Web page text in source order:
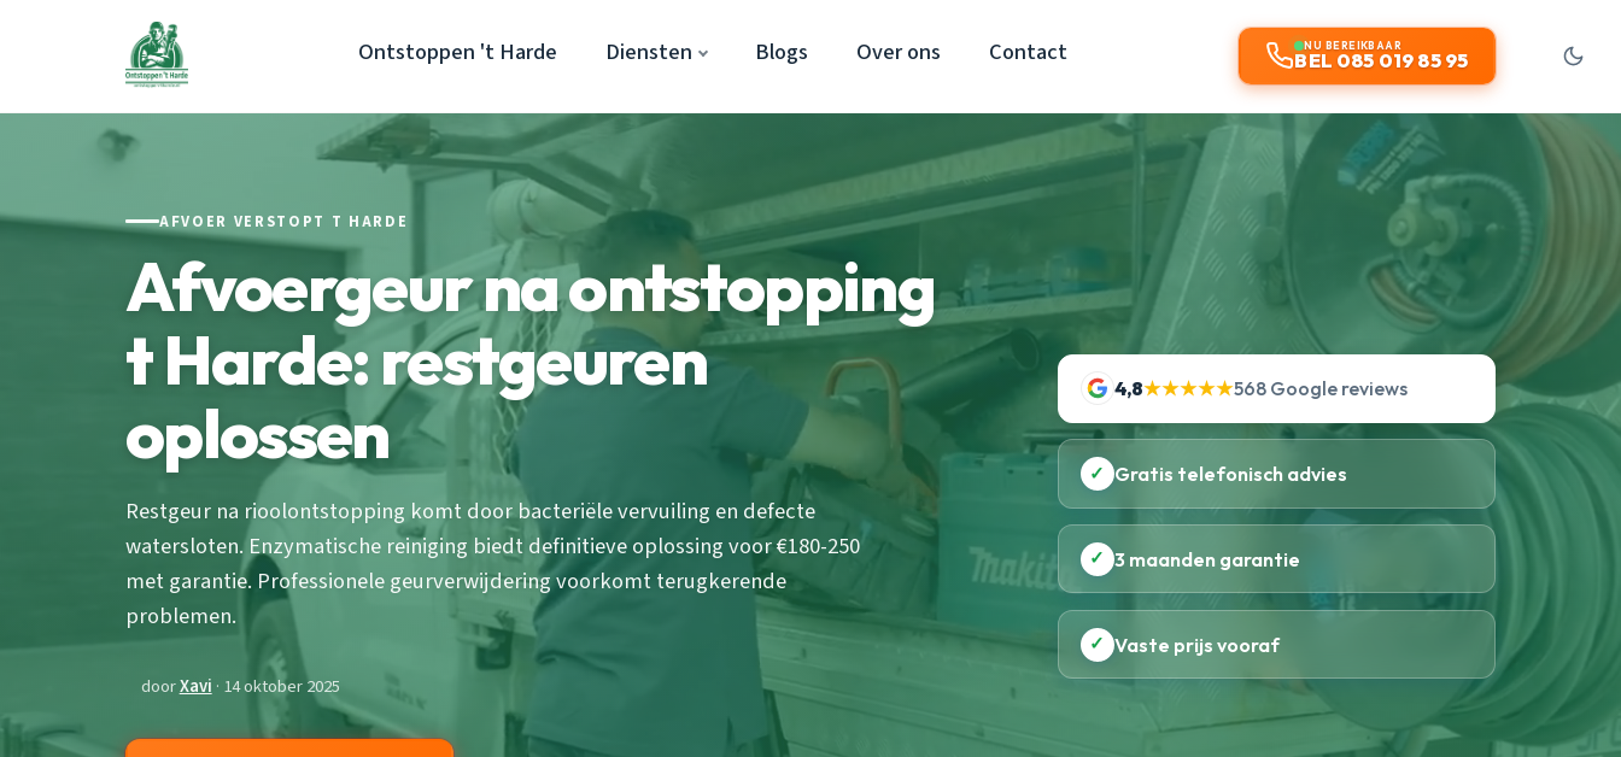
Ontstoppen 't Harde Diensten Blogs Over ons Contact NU BEREIKBAAR
BEL 085 019 85 95
AFVOER VERSTOPT T HARDE
Afvoergeur na ontstopping
t Harde: restgeuren
oplossen
Restgeur na rioolontstopping komt door bacteriële vervuiling en defecte
watersloten. Enzymatische reiniging biedt definitieve oplossing voor €180-250
met garantie. Professionele geurverwijdering voorkomt terugkerende
problemen.
doorXavi · 14 oktober 2025
4,8★★★★★568 Google reviews
✓ Gratis telefonisch advies
✓ 3 maanden garantie
✓ Vaste prijs vooraf